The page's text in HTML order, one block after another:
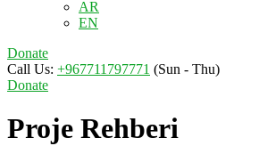
AR
EN
Donate
Call Us: +967711797771 (Sun - Thu)
Donate
Proje Rehberi